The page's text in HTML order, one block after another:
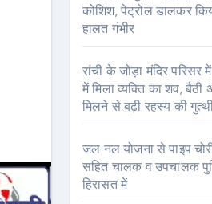
कोशिश, पेट्रोल डालकर
हालत गंभीर
रांची के जोड़ा मंदिर परिसर
में मिला व्यक्ति का शव, बैठी
मिलने से बढ़ी रहस्य की
जल नल योजना से पाइप
सहित चालक व उपचालक
हिरासत में